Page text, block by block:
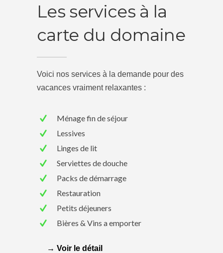
Les services à la
carte du domaine
Voici nos services à la demande pour des
vacances vraiment relaxantes :
Ménage fin de séjour
Lessives
Linges de lit
Serviettes de douche
Packs de démarrage
Restauration
Petits déjeuners
Bières & Vins a emporter
→ Voir le détail